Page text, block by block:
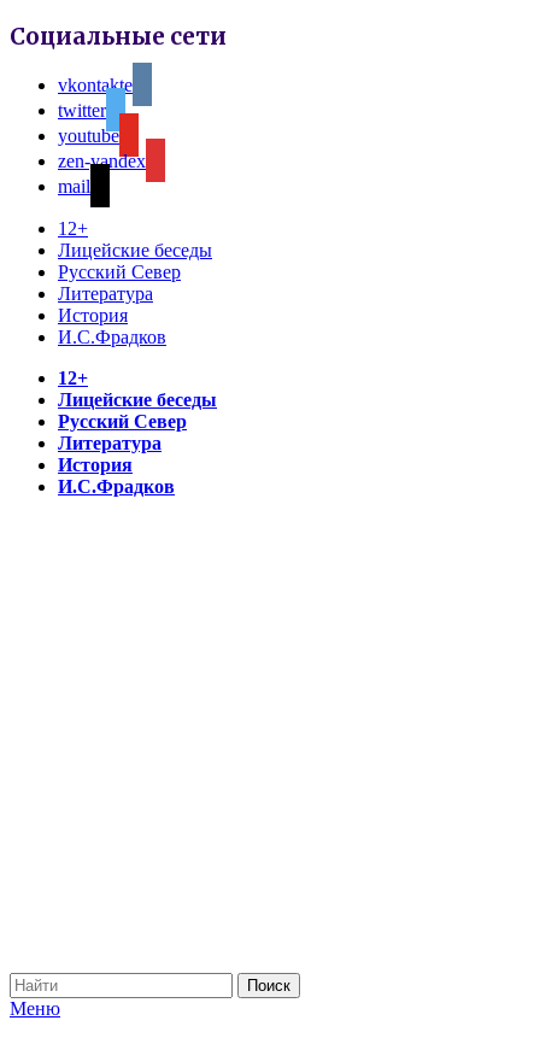
Социальные сети
vkontakte
twitter
youtube
zen-yandex
mail
12+
Лицейские беседы
Русский Север
Литература
История
И.С.Фрадков
12+
Лицейские беседы
Русский Север
Литература
История
И.С.Фрадков
Меню